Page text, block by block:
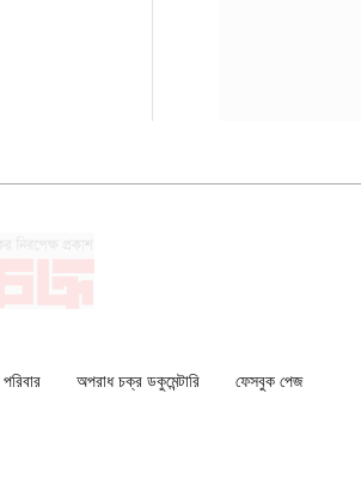
অপরাধ চক্র ডকুমেন্টারি ফেসবুক পেজ